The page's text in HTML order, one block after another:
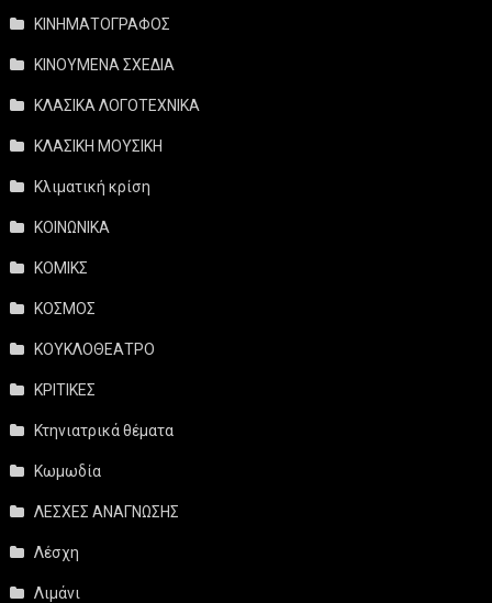
ΚΙΝΗΜΑΤΟΓΡΑΦΟΣ
ΚΙΝΟΥΜΕΝΑ ΣΧΕΔΙΑ
ΚΛΑΣΙΚΑ ΛΟΓΟΤΕΧΝΙΚΑ
ΚΛΑΣΙΚΗ ΜΟΥΣΙΚΗ
Κλιματική κρίση
ΚΟΙΝΩΝΙΚΑ
ΚΟΜΙΚΣ
ΚΟΣΜΟΣ
ΚΟΥΚΛΟΘΕΑΤΡΟ
ΚΡΙΤΙΚΕΣ
Κτηνιατρικά θέματα
Κωμωδία
ΛΕΣΧΕΣ ΑΝΑΓΝΩΣΗΣ
Λέσχη
Λιμάνι